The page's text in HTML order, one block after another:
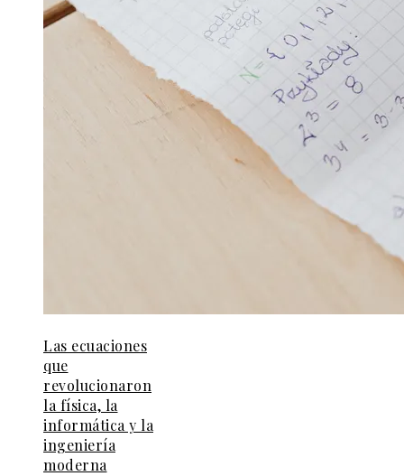
Las ecuaciones
que
revolucionaron
la física, la
informática y la
ingeniería
moderna